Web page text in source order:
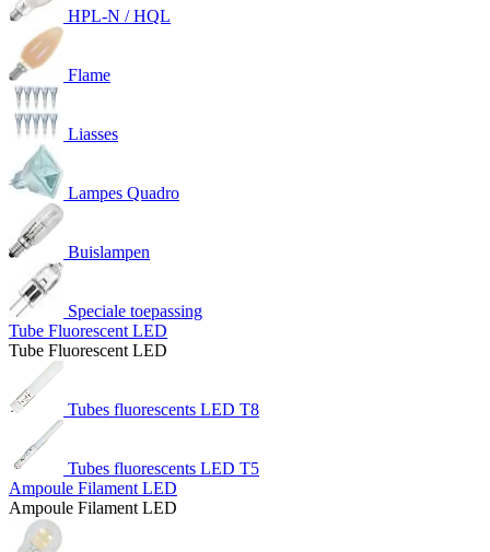
HPL-N / HQL
Flame
Liasses
Lampes Quadro
Buislampen
Speciale toepassing
Tube Fluorescent LED
Tube Fluorescent LED
Tubes fluorescents LED T8
Tubes fluorescents LED T5
Ampoule Filament LED
Ampoule Filament LED